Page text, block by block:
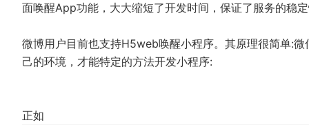
面唤醒App功能，大大缩短了开发时间，保证了服务的稳
微博用户目前也支持H5web唤醒小程序。其原理很简单:
己的环境，才能特定的方法开发小程序:
正如